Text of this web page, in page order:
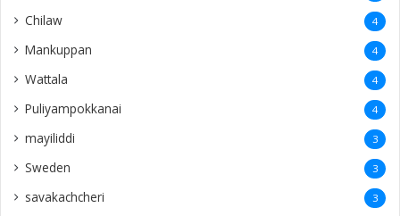
Chilaw 4
Mankuppan 4
Wattala 4
Puliyampokkanai 4
mayiliddi 3
Sweden 3
savakachcheri 3